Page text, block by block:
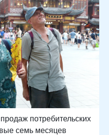
потребительских
семь месяцев